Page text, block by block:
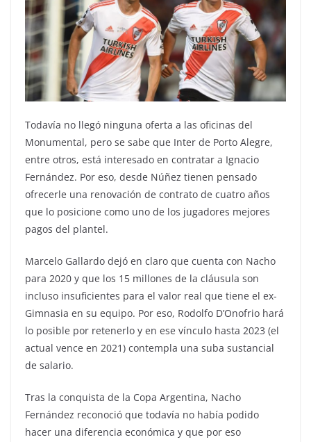
Todavía no llegó ninguna oferta a las oficinas del
Monumental, pero se sabe que Inter de Porto Alegre,
entre otros, está interesado en contratar a Ignacio
Fernández. Por eso, desde Núñez tienen pensado
ofrecerle una renovación de contrato de cuatro años
que lo posicione como uno de los jugadores mejores
pagos del plantel.
Marcelo Gallardo dejó en claro que cuenta con Nacho
para 2020 y que los 15 millones de la cláusula son
incluso insuficientes para el valor real que tiene el ex-
Gimnasia en su equipo. Por eso, Rodolfo D’Onofrio hará
lo posible por retenerlo y en ese vínculo hasta 2023 (el
actual vence en 2021) contempla una suba sustancial
de salario.
Tras la conquista de la Copa Argentina, Nacho
Fernández reconoció que todavía no había podido
hacer una diferencia económica y que por eso